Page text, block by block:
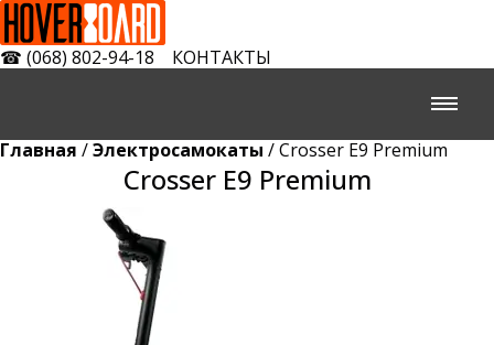
☎ (068) 802-94-18 КОНТАКТЫ
Главная /Электросамокаты / Crosser E9 Premium
Crosser E9 Premium